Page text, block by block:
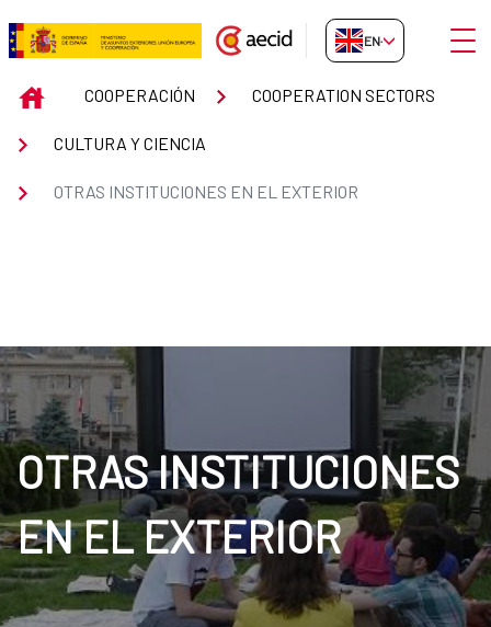
Skip to Main Content
Otras instituciones en el
EN-GB
INICIOCOOPERACIÓN COOPERATION SECTORS
CULTURA Y CIENCIA
OTRAS INSTITUCIONES EN EL EXTERIOR
OTRAS INSTITUCIONES
EN EL EXTERIOR